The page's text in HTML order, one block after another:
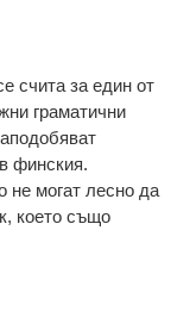
счита за един от
граматични
финския.
не могат лесно да
което също